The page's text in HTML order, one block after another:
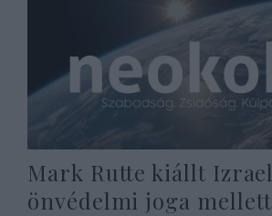
Mark Rutte kiállt Izrael
önvédelmi joga mellett